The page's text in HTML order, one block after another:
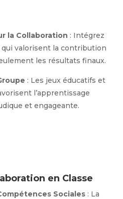
la Collaboration : Intégrez
qui valorisent la contribution
les résultats finaux.
: Les jeux éducatifs et
l’apprentissage
et engageante.
en Classe
Sociales : La